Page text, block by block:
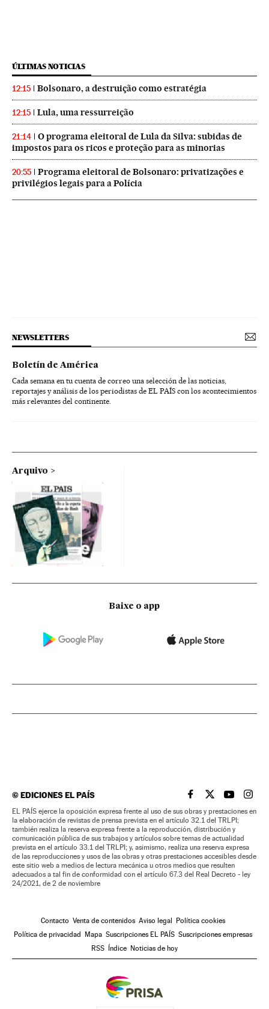
ÚLTIMAS NOTICIAS
12:15 Bolsonaro, a destruição como estratégia
12:15 Lula, uma ressurreição
21:14
O programa eleitoral de Lula da Silva: subidas de
impostos para os ricos e proteção para as minorias
20:55
Programa eleitoral de Bolsonaro: privatizações e
privilégios legais para a Polícia
NEWSLETTERS
Boletín de América
Cada semana en tu cuenta de correo una selección de las noticias,
reportajes y análisis de los periodistas de EL PAÍS con los acontecimientos
más relevantes del continente.
Arquivo
Baixe o app
©EDICIONES EL PAÍS EL PAÍS BRASIL EN
EL PAÍSEL PAÍS
EL
EL PAÍS ejerce la oposición expresa frente al uso de sus obras y prestaciones en
la elaboración de revistas de prensa prevista en el artículo 32.1 del TRLPI;
también realiza la reserva expresa frente a la reproducción, distribución y
comunicación pública de sus trabajos y artículos sobre temas de actualidad
prevista en el artículo 33.1 del TRLPI; y, asimismo, realiza una reserva expresa
de las reproducciones y usos de las obras y otras prestaciones accesibles desde
este sitio web a medios de lectura mecánica u otros medios que resulten
adecuados a tal fin de conformidad con el artículo 67.3 del Real Decreto - ley
24/2021, de 2 de noviembre
Contacto Venta de contenidos Aviso legal Política cookies
Política de privacidad Mapa Suscripciones EL PAÍS Suscripciones empresas
RSS Índice Noticias de hoy